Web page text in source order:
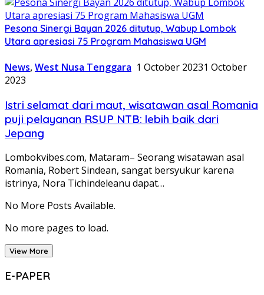
Pesona Sinergi Bayan 2026 ditutup, Wabup Lombok
Utara apresiasi 75 Program Mahasiswa UGM
News,West Nusa Tenggara 1 October 20231 October
2023
Istri selamat dari maut, wisatawan asal Romania
puji pelayanan RSUP NTB: lebih baik dari
Jepang
Lombokvibes.com, Mataram– Seorang wisatawan asal
Romania, Robert Sindean, sangat bersyukur karena
istrinya, Nora Tichindeleanu dapat…
No More Posts Available.
No more pages to load.
View More
E-PAPER